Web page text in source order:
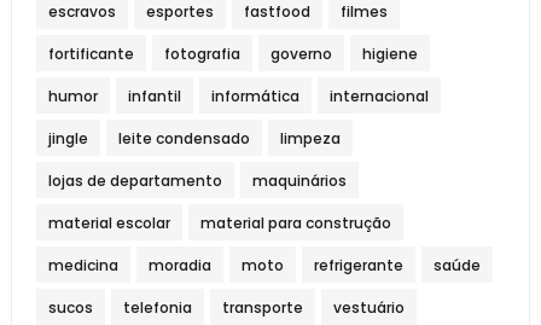
escravos esportes fastfood filmes
fortificante fotografia governo higiene
humor infantil informática internacional
jingle leite condensado limpeza
lojas de departamento maquinários
material escolar material para construção
medicina moradia moto refrigerante saúde
sucos telefonia transporte vestuário